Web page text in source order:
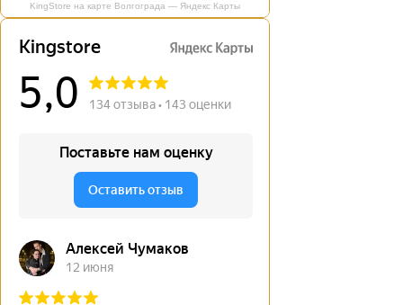
KingStore на карте Волгограда — Яндекс Карты